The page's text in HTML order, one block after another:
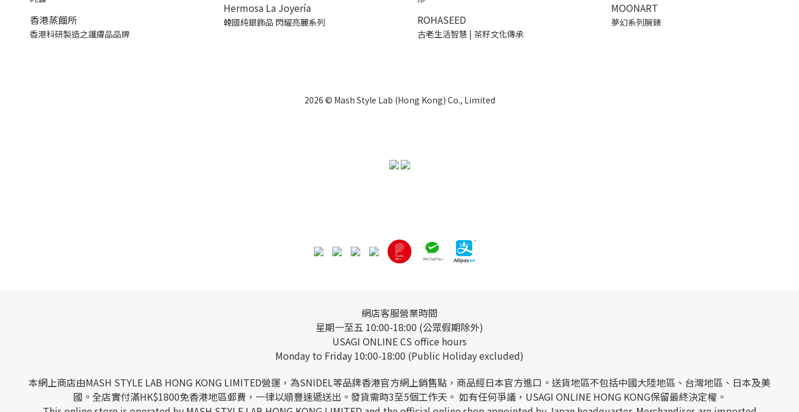
香港蒸餾所
香港科研製造之護膚品品牌
Hermosa La Joyería
韓國純銀飾品 閃耀亮麗系列 ROHASEED
古老生活智慧 | 茶籽文化傳承
MOONART
夢幻系列腕錶
2026 © Mash Style Lab (Hong Kong) Co., Limited
網店客服營業時間
星期一至五 10:00-18:00 (公眾假期除外)
USAGI ONLINE CS office hours
Monday to Friday 10:00-18:00 (Public Holiday excluded)
本網上商店由MASH STYLE LAB HONG KONG LIMITED營運，為SNIDEL等品牌香港官方網上銷售點，商品經日本官方進口。送貨地區不包括中國大陸地區、台灣地區、日本及美
國。全店實付滿HK$1800免香港地區郵費，一律以順豐速遞送出。發貨需時3至5個工作天。 如有任何爭議，USAGI ONLINE HONG KONG保留最終決定權。